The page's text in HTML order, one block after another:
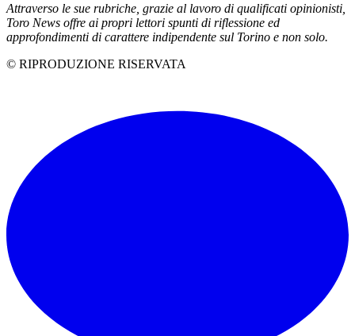
Attraverso le sue rubriche, grazie al lavoro di qualificati opinionisti,
Toro News offre ai propri lettori spunti di riflessione ed
approfondimenti di carattere indipendente sul Torino e non solo.
© RIPRODUZIONE RISERVATA